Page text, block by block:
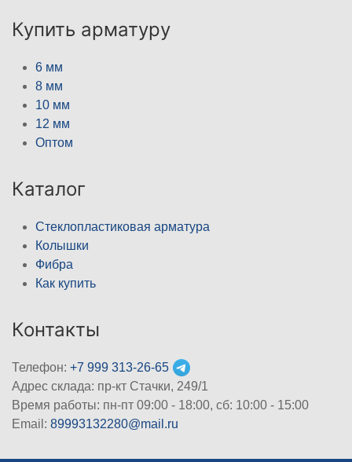
Купить арматуру
6 мм
8 мм
10 мм
12 мм
Оптом
Каталог
Стеклопластиковая арматура
Колышки
Фибра
Как купить
Контакты
Телефон: +7 999 313-26-65
Адрес склада: пр-кт Стачки, 249/1
Время работы: пн-пт 09:00 - 18:00, cб: 10:00 - 15:00
Email: 89993132280@mail.ru